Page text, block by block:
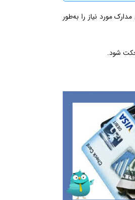
مورد نیاز را به‌طور
شود.